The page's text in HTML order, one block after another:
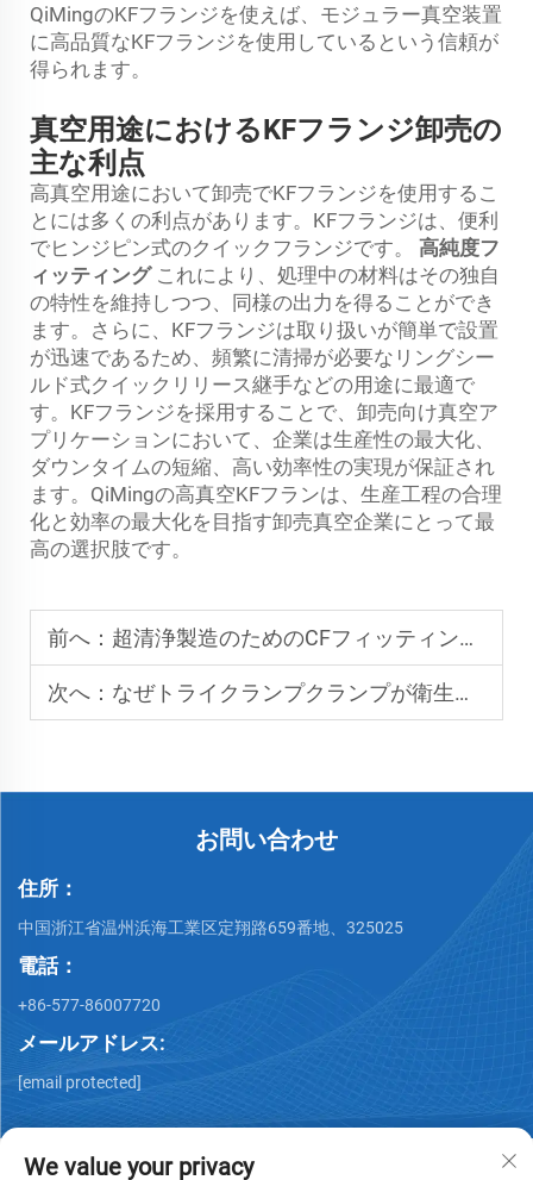
QiMingのKFフランジを使えば、モジュラー真空装置
に高品質なKFフランジを使用しているという信頼が
得られます。
真空用途におけるKFフランジ卸売の
主な利点
高真空用途において卸売でKFフランジを使用するこ
とには多くの利点があります。KFフランジは、便利
でヒンジピン式のクイックフランジです。 高純度フ
ィッティング これにより、処理中の材料はその独自
の特性を維持しつつ、同様の出力を得ることができ
ます。さらに、KFフランジは取り扱いが簡単で設置
が迅速であるため、頻繁に清掃が必要なリングシー
ルド式クイックリリース継手などの用途に最適で
す。KFフランジを採用することで、卸売向け真空ア
プリケーションにおいて、企業は生産性の最大化、
ダウンタイムの短縮、高い効率性の実現が保証され
ます。QiMingの高真空KFフランは、生産工程の合理
化と効率の最大化を目指す卸売真空企業にとって最
高の選択肢です。
前へ： 超清浄製造のためのCFフィッティング設計
次へ： なぜトライクランプクランプが衛生処理ラインで不可欠なのか
お問い合わせ
住所：
中国浙江省温州浜海工業区定翔路659番地、325025
電話：
+86-577-86007720
メールアドレス:
[email protected]
We value your privacy